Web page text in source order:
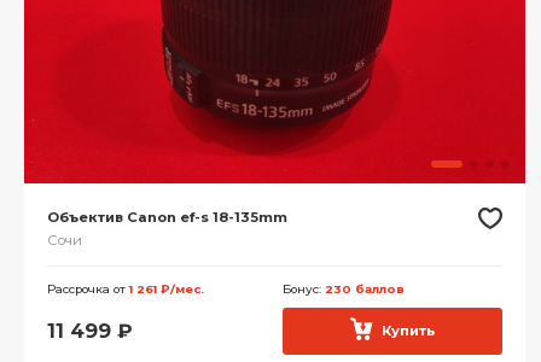
Объектив Canon ef-s 18-135mm
Сочи
Рассрочка от1 261 ₽/мес. Бонус: 230 баллов
11 499 ₽ Купить